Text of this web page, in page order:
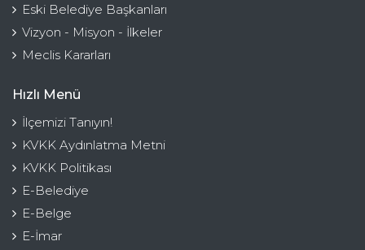
Eski Belediye Başkanları
Vizyon - Misyon - İlkeler
Meclis Kararları
Hızlı Menü
İlçemizi Tanıyın!
KVKK Aydınlatma Metni
KVKK Politikası
E-Belediye
E-Belge
E-İmar